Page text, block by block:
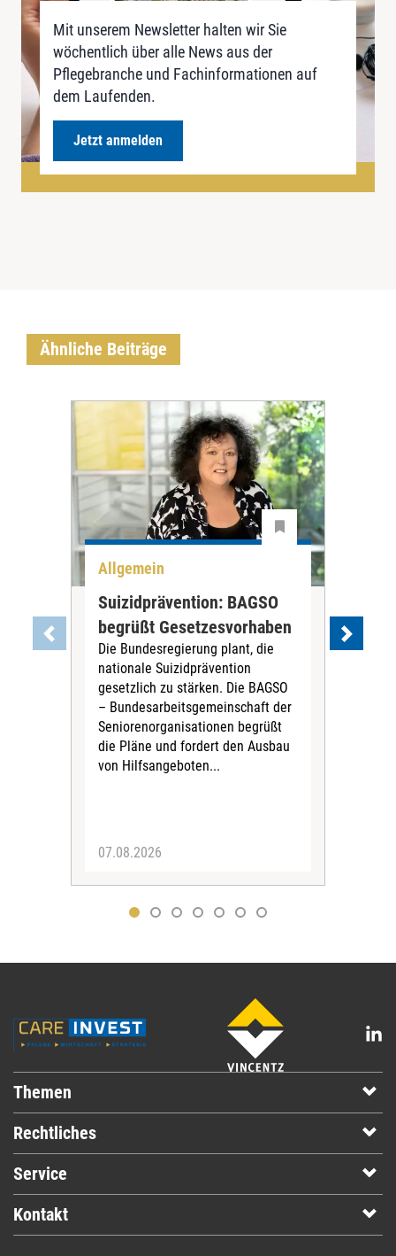
Mit unserem Newsletter halten wir Sie
wöchentlich über alle News aus der
Pflegebranche und Fachinformationen auf
dem Laufenden.
Jetzt anmelden
Ähnliche Beiträge
Allgemein
Suizidprävention: BAGSO
begrüßt Gesetzesvorhaben
Die Bundesregierung plant, die
nationale Suizidprävention
gesetzlich zu stärken. Die BAGSO
– Bundesarbeitsgemeinschaft der
Seniorenorganisationen begrüßt
die Pläne und fordert den Ausbau
von Hilfsangeboten...
07.08.2026
Themen
Rechtliches
Service
Kontakt